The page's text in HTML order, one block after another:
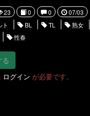
23 0 0
07/03
ト BL TL 熟女
性春
ログイン が必要です。